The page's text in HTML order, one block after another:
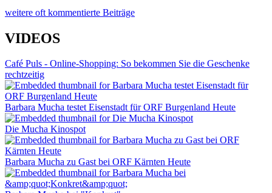
weitere oft kommentierte Beiträge
VIDEOS
Café Puls - Online-Shopping: So bekommen Sie die Geschenke
rechtzeitig
Barbara Mucha testet Eisenstadt für ORF Burgenland Heute
Die Mucha Kinospot
Barbara Mucha zu Gast bei ORF Kärnten Heute